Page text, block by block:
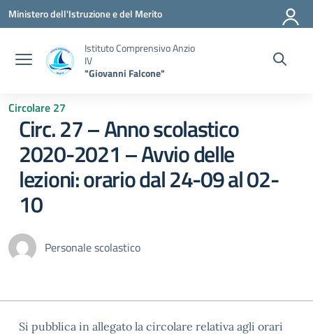
Vai ai contenuti
Vai al menu di navigazione
Vai al footer
Ministero dell'Istruzione e del Merito
Istituto Comprensivo Anzio
IV
"Giovanni Falcone"
Circolare 27
Circ. 27 – Anno scolastico
2020-2021 – Avvio delle
lezioni: orario dal 24-09 al 02-
10
Personale scolastico
Si pubblica in allegato la circolare relativa agli orari